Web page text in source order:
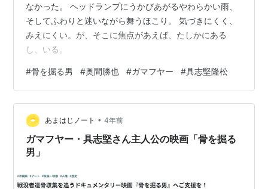
なかった。 ヘッドランプにうかびあがるやわらかい雨、
そしてふわりと迷いながら舞うほこり。 気づきにくく、
みえにくい。が、そこに焦点があえば、たしかにある
し、いる。
#骨を掘る男 #奥間勝也 #ガマフヤー #具志堅隆松
あまはじノート • 4年前
ガマフヤー・具志堅さん主人公の映画「骨を掘る
男」